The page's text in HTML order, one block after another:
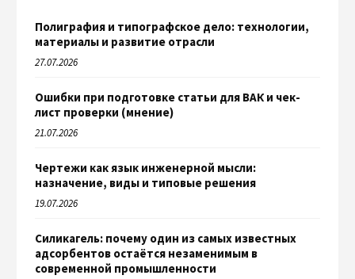
Полиграфия и типографское дело: технологии,
материалы и развитие отрасли
27.07.2026
Ошибки при подготовке статьи для ВАК и чек-
лист проверки (мнение)
21.07.2026
Чертежи как язык инженерной мысли:
назначение, виды и типовые решения
19.07.2026
Силикагель: почему один из самых известных
адсорбентов остаётся незаменимым в
современной промышленности